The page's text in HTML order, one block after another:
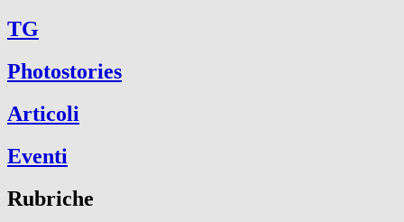
TG
Photostories
Articoli
Eventi
Rubriche